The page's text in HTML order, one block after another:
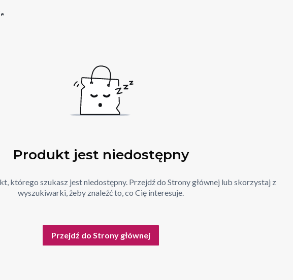
Produkt jest niedostępny
którego szukasz jest niedostępny. Przejdź do Strony głównej lub skorzystaj z
wyszukiwarki, żeby znaleźć to, co Cię interesuje.
Przejdź do Strony głównej